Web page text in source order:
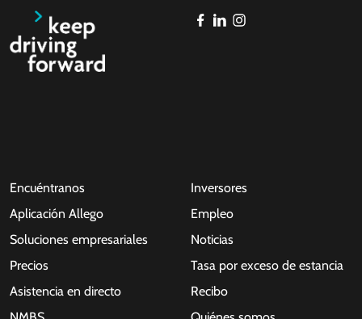
Encuéntranos
Aplicación Allego
Soluciones empresariales
Precios
Asistencia en directo
Inversores
Empleo
Noticias
Tasa por exceso de estancia
Recibo